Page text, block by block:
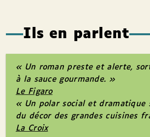
Ils en parlent
« Un roman preste et alerte,
à la sauce gourmande. »
Le Figaro
« Un polar social et dramatique
du décor des grandes cuisines
La Croix